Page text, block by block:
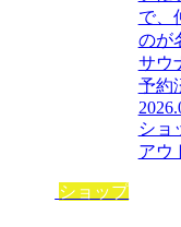
で、
のが
サウ
予約
ショ
アウ
ショップ